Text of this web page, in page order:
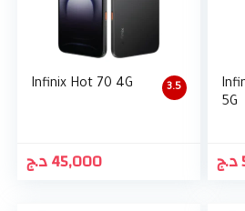
3.5
Infinix Hot 70 4G
45,000د.ج
5G
د.ج